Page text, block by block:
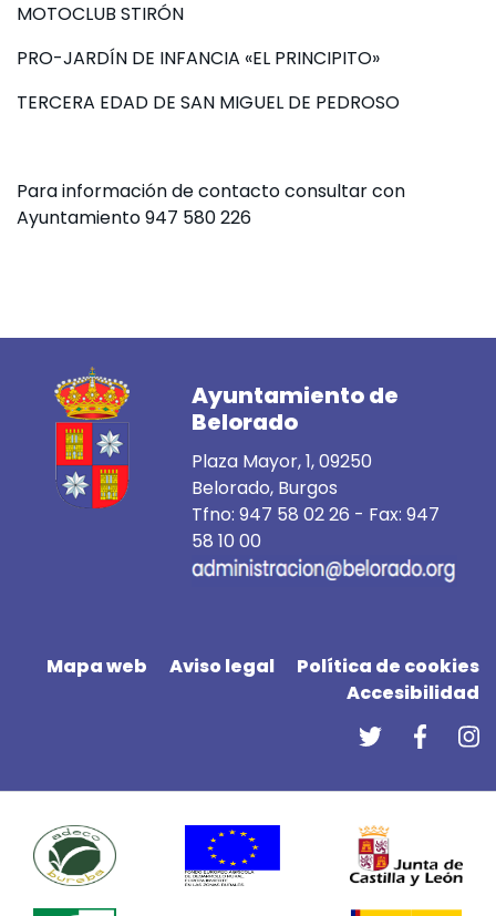
MOTOCLUB STIRÓN
PRO-JARDÍN DE INFANCIA «EL PRINCIPITO»
TERCERA EDAD DE SAN MIGUEL DE PEDROSO
Para información de contacto consultar con
Ayuntamiento 947 580 226
Ayuntamiento de
Belorado
Plaza Mayor, 1, 09250
Belorado, Burgos
Tfno: 947 58 02 26 - Fax: 947
58 10 00
Mapa web Aviso legal
Política de cookies
Accesibilidad